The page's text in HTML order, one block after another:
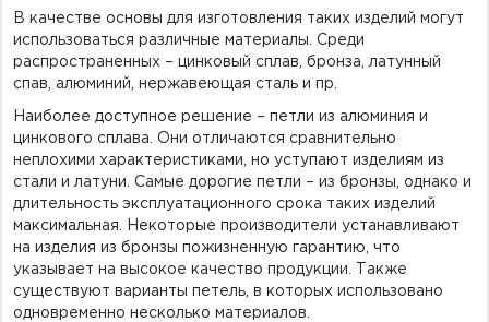
В качестве основы для изготовления таких изделий могут
использоваться различные материалы. Среди
распространенных – цинковый сплав, бронза, латунный
спав, алюминий, нержавеющая сталь и пр.
Наиболее доступное решение – петли из алюминия и
цинкового сплава. Они отличаются сравнительно
неплохими характеристиками, но уступают изделиям из
стали и латуни. Самые дорогие петли – из бронзы, однако и
длительность эксплуатационного срока таких изделий
максимальная. Некоторые производители устанавливают
на изделия из бронзы пожизненную гарантию, что
указывает на высокое качество продукции. Также
существуют варианты петель, в которых использовано
одновременно несколько материалов.